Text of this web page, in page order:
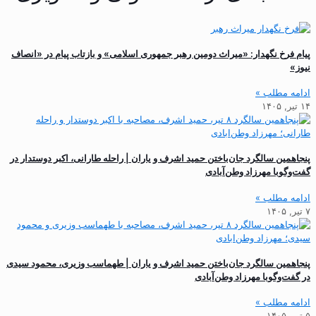
پیام فرخ نگهدار: «میراث دومین رهبر جمهوری اسلامی» و بازتاب پیام در «انصاف
نیوز»
ادامه مطلب »
۱۴ تیر, ۱۴۰۵
پنجاهمین سالگرد جان‌باختن حمید اشرف و یاران | راحله طارانی، اکبر دوستدار در
گفت‌وگوبا مهرزاد وطن‌آبادی
ادامه مطلب »
۷ تیر, ۱۴۰۵
پنجاهمین سالگرد جان‌باختن حمید اشرف و یاران | طهماسب وزیری، محمود سیدی
در گفت‌وگوبا مهرزاد وطن‌آبادی
ادامه مطلب »